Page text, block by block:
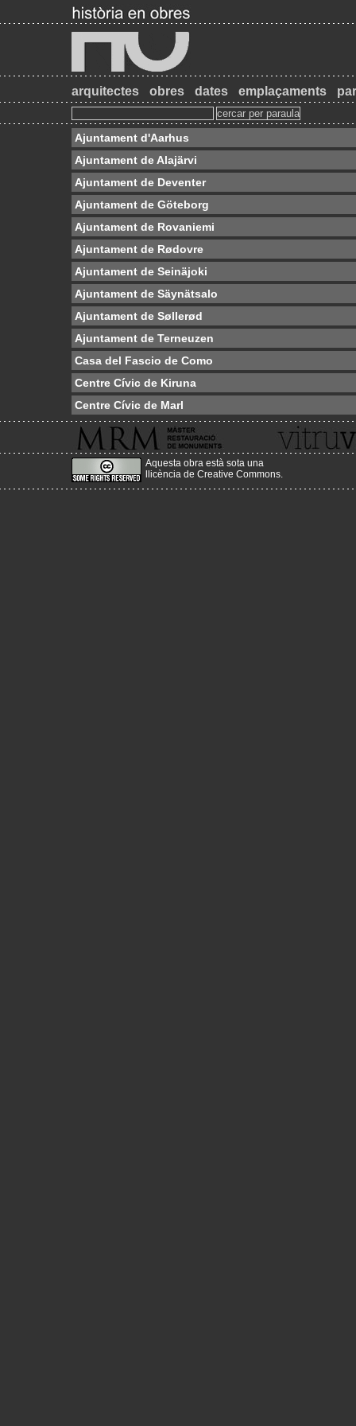
arquitectes obres dates emplaçaments
Ajuntament d'Aarhus
Ajuntament de Alajärvi
Ajuntament de Deventer
Ajuntament de Göteborg
Ajuntament de Rovaniemi
Ajuntament de Rødovre
Ajuntament de Seinäjoki
Ajuntament de Säynätsalo
Ajuntament de Søllerød
Ajuntament de Terneuzen
Casa del Fascio de Como
Centre Cívic de Kiruna
Centre Cívic de Marl
Aquesta obra està sota una
llicència de Creative Commons.